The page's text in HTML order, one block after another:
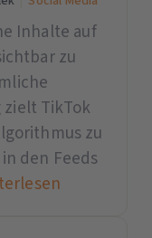
Inhalte auf
zu
TikTok
zu
den Feeds